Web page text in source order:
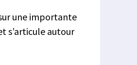
une importante
s’articule autour